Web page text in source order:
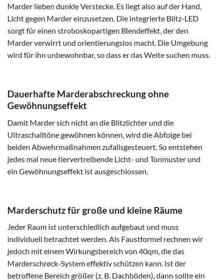
Marder lieben dunkle Verstecke. Es liegt also auf der Hand,
Licht gegen Marder einzusetzen. Die integrierte Blitz-LED
sorgt für einen stroboskopartigen Blendeffekt, der den
Marder verwirrt und orientierungslos macht. Die Umgebung
wird für ihn unbewohnbar, so dass er das Weite suchen muss.
Dauerhafte Marderabschreckung ohne
Gewöhnungseffekt
Damit Marder sich nicht an die Blitzlichter und die
Ultraschalltöne gewöhnen können, wird die Abfolge bei
beiden Abwehrmaßnahmen zufallsgesteuert. So entstehen
jedes mal neue tiervertreibende Licht- und Tonmuster und
ein Gewöhnungseffekt ist ausgeschlossen.
Marderschutz für große und kleine Räume
Jeder Raum ist unterschiedlich aufgebaut und muss
individuell betrachtet werden. Als Faustformel rechnen wir
jedoch mit einem Wirkungsbereich von 40qm, die das
Marderschreck-System effektiv schützen kann. Ist der
betroffene Bereich größer (z. B. Dachböden), dann sollte ein